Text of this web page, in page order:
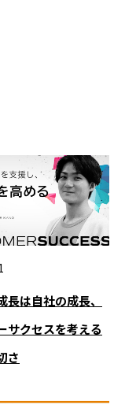
長は自社の成長、
サクセスを考える
さ